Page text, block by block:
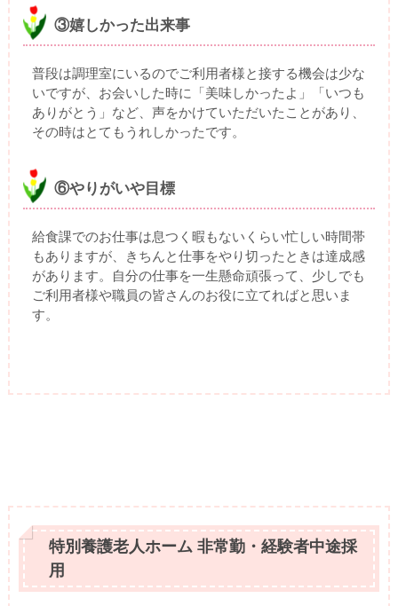
③嬉しかった出来事
普段は調理室にいるのでご利用者様と接する機会は少な
いですが、お会いした時に「美味しかったよ」「いつも
ありがとう」など、声をかけていただいたことがあり、
その時はとてもうれしかったです。
⑥やりがいや目標
給食課でのお仕事は息つく暇もないくらい忙しい時間帯
もありますが、きちんと仕事をやり切ったときは達成感
があります。自分の仕事を一生懸命頑張って、少しでも
ご利用者様や職員の皆さんのお役に立てればと思いま
す。
特別養護老人ホーム 非常勤・経験者中途採
用